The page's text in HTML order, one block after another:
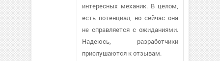
интересных механик. В целом,
есть потенциал, но сейчас она
не справляется с ожиданиями.
Надеюсь, разработчики
прислушаются к отзывам.